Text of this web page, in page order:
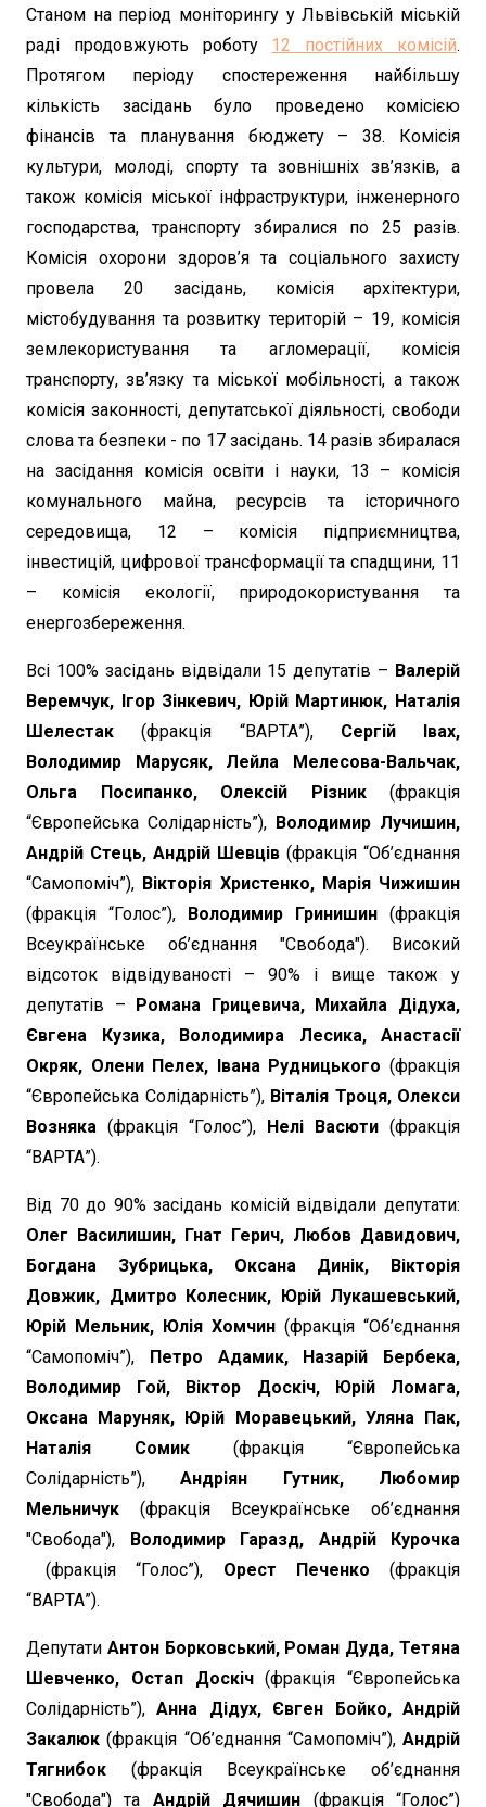
Станом на період моніторингу у Львівській міській
раді продовжують роботу 12 постійних комісій.
Протягом періоду спостереження найбільшу
кількість засідань було проведено комісією
фінансів та планування бюджету – 38. Комісія
культури, молоді, спорту та зовнішніх зв’язків, а
також комісія міської інфраструктури, інженерного
господарства, транспорту збиралися по 25 разів.
Комісія охорони здоров’я та соціального захисту
провела 20 засідань, комісія архітектури,
містобудування та розвитку територій – 19, комісія
землекористування та агломерації, комісія
транспорту, зв’язку та міської мобільності, а також
комісія законності, депутатської діяльності, свободи
слова та безпеки - по 17 засідань. 14 разів збиралася
на засідання комісія освіти і науки, 13 – комісія
комунального майна, ресурсів та історичного
середовища, 12 – комісія підприємництва,
інвестицій, цифрової трансформації та спадщини, 11
– комісія екології, природокористування та
енергозбереження.
Всі 100% засідань відвідали 15 депутатів – Валерій
Веремчук, Ігор Зінкевич, Юрій Мартинюк, Наталія
Шелестак (фракція “ВАРТА”), Сергій Івах,
Володимир Марусяк, Лейла Мелесова-Вальчак,
Ольга Посипанко, Олексій Різник(фракція
“Європейська Солідарність”), Володимир Лучишин,
Андрій Стець, Андрій Шевців (фракція “Об’єднання
“Самопоміч”), Вікторія Христенко, Марія Чижишин
(фракція “Голос”), Володимир Гринишин (фракція
Всеукраїнське об’єднання "Свобода"). Високий
відсоток відвідуваності – 90% і вище також у
депутатів – Романа Грицевича, Михайла Дідуха,
Євгена Кузика, Володимира Лесика, Анастасії
Окряк, Олени Пелех, Івана Рудницького (фракція
“Європейська Солідарність”), Віталія Троця, Олекси
Возняка (фракція “Голос”), Нелі Васюти (фракція
“ВАРТА”).
Від 70 до 90% засідань комісій відвідали депутати:
Олег Василишин, Гнат Герич, Любов Давидович,
Богдана Зубрицька, Оксана Динік, Вікторія
Довжик, Дмитро Колесник, Юрій Лукашевський,
Юрій Мельник, Юлія Хомчин (фракція “Об’єднання
“Самопоміч”), Петро Адамик, Назарій Бербека,
Володимир Гой, Віктор Доскіч, Юрій Ломага,
Оксана Маруняк, Юрій Моравецький, Уляна Пак,
Наталія Сомик (фракція “Європейська
Солідарність”),Андріян Гутник, Любомир
Мельничук (фракція Всеукраїнське об’єднання
"Свобода"), Володимир Гаразд, Андрій Курочка
(фракція “Голос”), Орест Печенко (фракція
“ВАРТА”).
Депутати Антон Борковський, Роман Дуда, Тетяна
Шевченко, Остап Доскіч(фракція “Європейська
Солідарність”),Анна Дідух, Євген Бойко, Андрій
Закалюк (фракція “Об’єднання “Самопоміч”), Андрій
Тягнибок (фракція Всеукраїнське об’єднання
"Свобода") та Андрій Дячишин (фракція “Голос”)